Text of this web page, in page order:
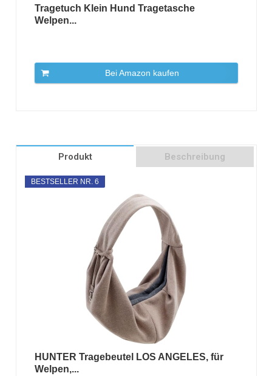
Tragetuch Klein Hund Tragetasche
Welpen...
Bei Amazon kaufen
Produkt Beschreibung
BESTSELLER NR. 6
HUNTER Tragebeutel LOS ANGELES, für
Welpen,...